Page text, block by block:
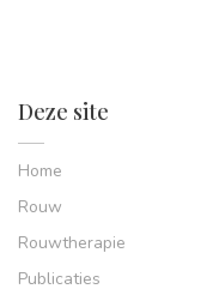
Deze site
Home
Rouw
Rouwtherapie
Publicaties